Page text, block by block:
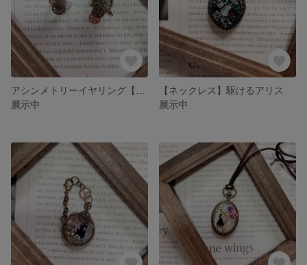
展示中
【ネックレス】駆けるアリス
展示中